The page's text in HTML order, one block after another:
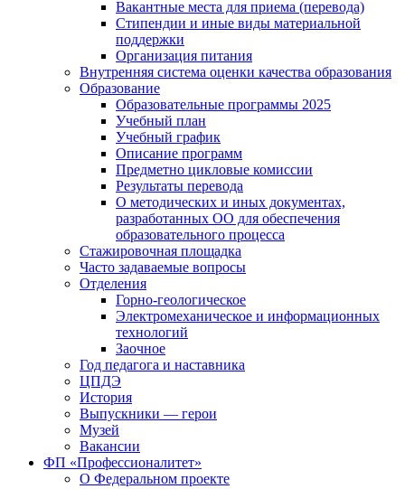
Вакантные места для приема (перевода)
Стипендии и иные виды материальной
поддержки
Организация питания
Внутренняя система оценки качества образования
Образование
Образовательные программы 2025
Учебный план
Учебный график
Описание программ
Предметно цикловые комиссии
Результаты перевода
О методических и иных документах,
разработанных ОО для обеспечения
образовательного процесса
Стажировочная площадка
Часто задаваемые вопросы
Отделения
Горно-геологическое
Электромеханическое и информационных
технологий
Заочное
Год педагога и наставника
ЦПДЭ
История
Выпускники — герои
Музей
Вакансии
ФП «Профессионалитет»
О Федеральном проекте